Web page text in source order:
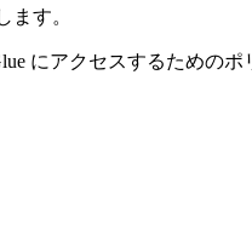
す。
にアクセスするためのポ